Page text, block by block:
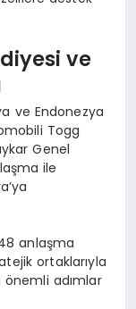
ve
ve Endonezya
Togg
Genel
ile
anlaşma
ortaklarıyla
adımlar